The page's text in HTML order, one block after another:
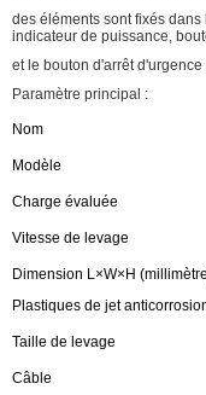
des éléments sont fixés
indicateur de puissance,
et le bouton d'arrêt
Paramètre principal :
Nom
Modèle
Charge évaluée
Vitesse de levage
Dimension L×W×H
Plastiques de jet
Taille de levage
Câble